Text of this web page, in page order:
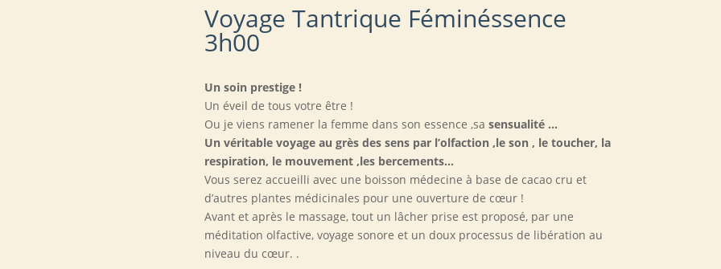
Voyage Tantrique Féminéssence
3h00
Un soin prestige !
Un éveil de tous votre être !
Ou je viens ramener la femme dans son essence ,sa sensualité …
Un véritable voyage au grès des sens par l’olfaction ,le son , le toucher, la
respiration, le mouvement ,les bercements…
Vous serez accueilli avec une boisson médecine à base de cacao cru et
d’autres plantes médicinales pour une ouverture de cœur !
Avant et après le massage, tout un lâcher prise est proposé, par une
méditation olfactive, voyage sonore et un doux processus de libération au
niveau du cœur. .